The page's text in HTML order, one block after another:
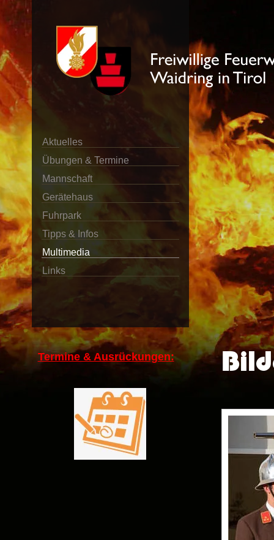
Aktuelles
Übungen & Termine
Mannschaft
Gerätehaus
Fuhrpark
Tipps & Infos
Multimedia
Links
Termine & Ausrückungen: